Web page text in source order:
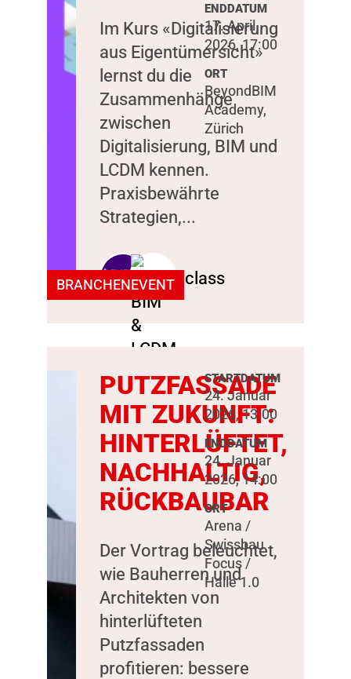
BRANCHENEVENT
Im Kurs «Digitalisierung
aus Eigentümersicht»
lernst du die
Zusammenhänge
zwischen
Digitalisierung, BIM und
LCDM kennen.
Praxisbewährte
Strategien,...
ENDDATUM
17. April
2026, 17:00
ORT
BeyondBIM
Academy,
Zürich
PUTZFASSADE
MIT ZUKUNFT:
HINTERLÜFTET,
NACHHALTIG,
RÜCKBAUBAR
Der Vortrag beleuchtet,
wie Bauherren und
Architekten von
hinterlüfteten
Putzfassaden
profitieren: bessere
STARTDATUM
24. Januar
2026, 13:00
ENDDATUM
24. Januar
2026, 14:00
ORT
Arena /
Swissbau
Focus /
Halle 1.0